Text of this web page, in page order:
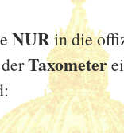
NURin die
Taxometer